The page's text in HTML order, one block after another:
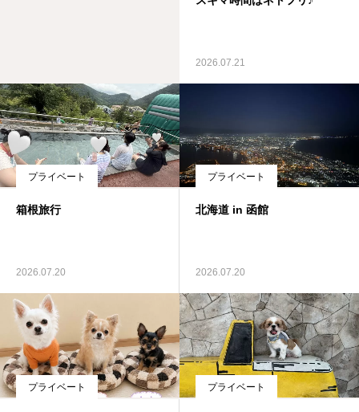
2026.07.21
プライベート
箱根旅行
2026.07.20
プライベート
北海道 in 函館
2026.07.20
プライベート プライベート